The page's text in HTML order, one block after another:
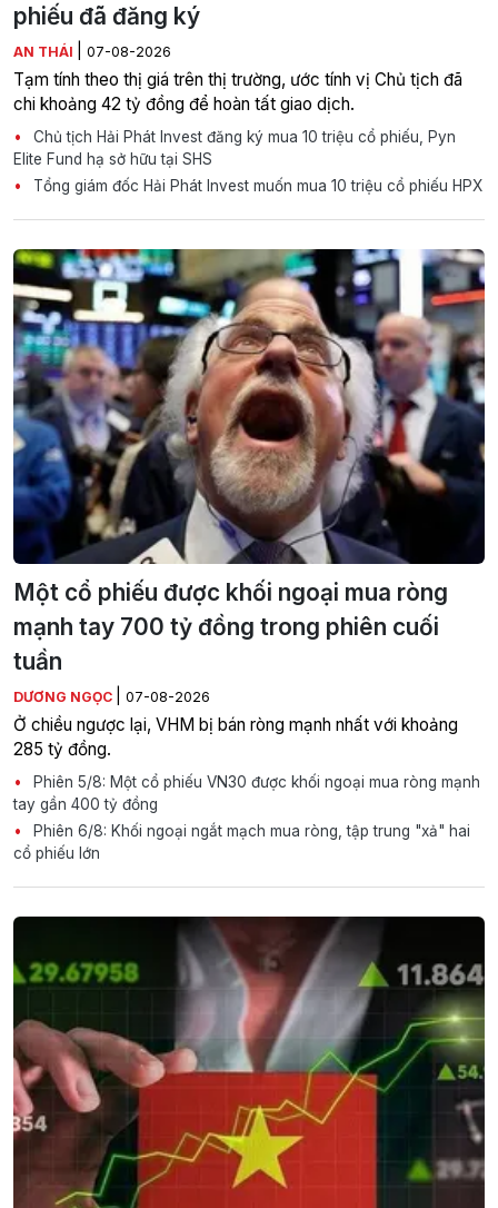
phiếu đã đăng ký
AN THÁI 07-08-2026
Tạm tính theo thị giá trên thị trường, ước tính vị Chủ tịch đã
chi khoảng 42 tỷ đồng để hoàn tất giao dịch.
Chủ tịch Hải Phát Invest đăng ký mua 10 triệu cổ phiếu, Pyn
Elite Fund hạ sở hữu tại SHS
Tổng giám đốc Hải Phát Invest muốn mua 10 triệu cổ phiếu HPX
Một cổ phiếu được khối ngoại mua ròng
mạnh tay 700 tỷ đồng trong phiên cuối
tuần
DƯƠNG NGỌC 07-08-2026
Ở chiều ngược lại, VHM bị bán ròng mạnh nhất với khoảng
285 tỷ đồng.
Phiên 5/8: Một cổ phiếu VN30 được khối ngoại mua ròng mạnh
tay gần 400 tỷ đồng
Phiên 6/8: Khối ngoại ngắt mạch mua ròng, tập trung "xả" hai
cổ phiếu lớn